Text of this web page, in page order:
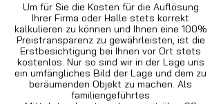
Um für Sie die Kosten für die Auflösung
Ihrer Firma oder Halle stets korrekt
kalkulieren zu können und Ihnen eine 100%
Preistransparenz zu gewährleisten, ist die
Erstbesichtigung bei Ihnen vor Ort stets
kostenlos. Nur so sind wir in der Lage uns
ein umfängliches Bild der Lage und dem zu
beräumenden Objekt zu machen. Als
familiengeführtes